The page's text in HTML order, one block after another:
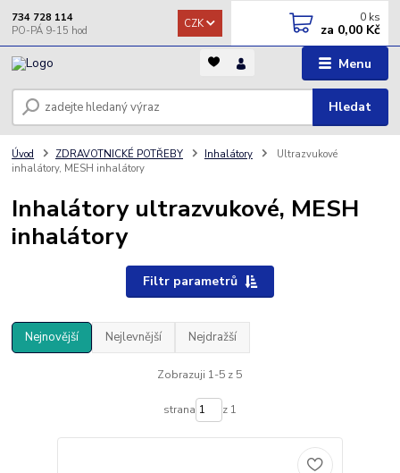
Menu
CZK
Hledat
734 728 114 0 ks
za 0,00 Kč
Úvod ZDRAVOTNICKÉ POTŘEBY Inhalátory
Ultrazvukové
inhalátory, MESH inhalátory
Inhalátory ultrazvukové, MESH
inhalátory
Filtr parametrů
Nejnovější Nejlevnější Nejdražší
Zobrazuji 1-5 z 5
strana z 1